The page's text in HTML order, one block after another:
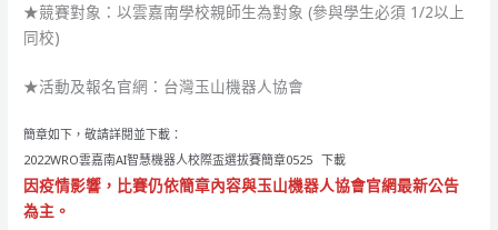
★競賽對象：以雲嘉南學校親師生為對象 (參與學生必須 1/2以上
同校)
★活動及報名官網：台灣玉山機器人協會
簡章如下，敬請詳閱並下載：
2022WRO雲嘉南AI智慧機器人校際盃選拔賽簡章0525 下載
因疫情影響，比賽仍依簡章內容與玉山機器人協會官網最新公告
為主。